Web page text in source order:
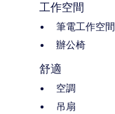
工作空間
筆電工作空間
辦公椅
舒適
空調
吊扇